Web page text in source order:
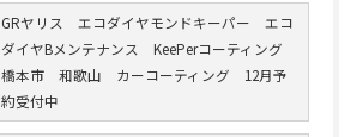
GRヤリス エコダイヤモンドキーパー エコ
ダイヤBメンテナンス KeePerコーティング
橋本市 和歌山 カーコーティング 12月予
約受付中